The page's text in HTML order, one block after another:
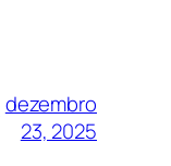
dezembro
23, 2025